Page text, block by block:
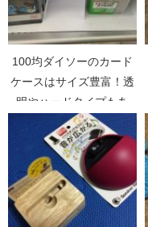
100均ダイソーのカード
ケースはサイズ豊富！透
明やハードタイプもあ
り！